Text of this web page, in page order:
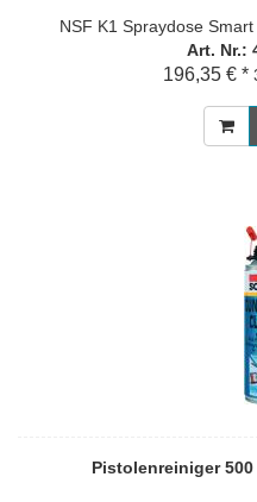
NSF K1 Spraydose
Art. Nr.:
196,35 € *
Pistolenreiniger 500